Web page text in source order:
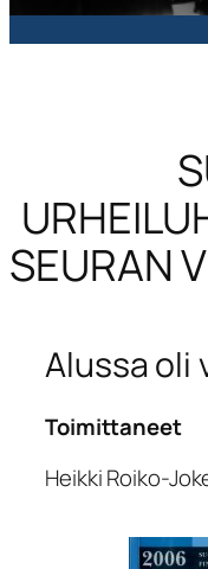
SEURAN
Alussa oli
Toimittaneet
Heikki Roiko-